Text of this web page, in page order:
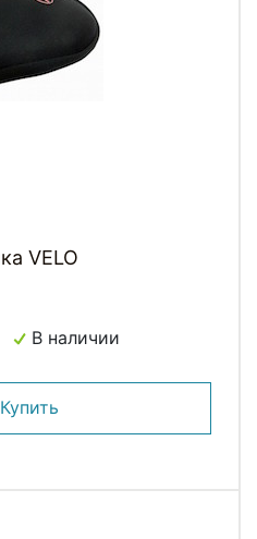
Седельная покрышка VELO
В наличии
Купить